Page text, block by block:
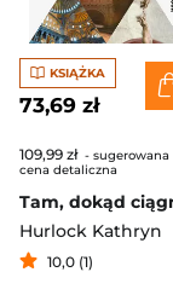
KSIĄŻKA
73,69 zł
109,99 zł - sugerowana
cena detaliczna
Hurlock Kathryn
10,0 (1)